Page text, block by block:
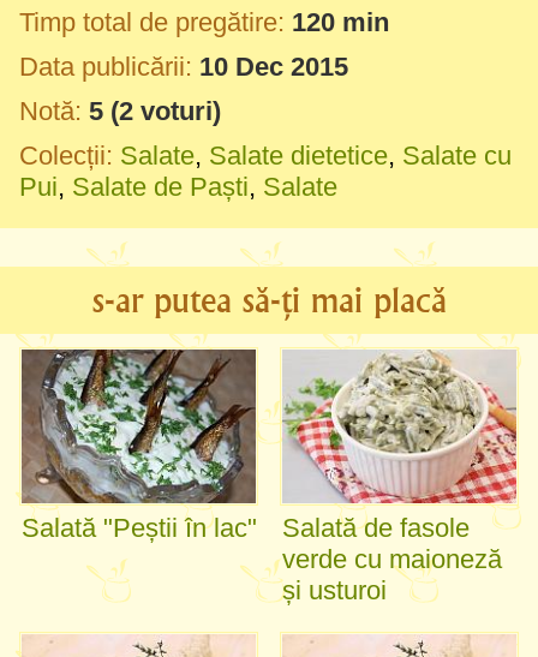
Timp total de pregătire: 120 min
Data publicării: 10 Dec 2015
Notă: 5 (2 voturi)
Colecții: Salate, Salate dietetice, Salate cu
Pui, Salate de Paști, Salate
s-ar putea să-ți mai placă
Salată "Peștii în lac"
Salată de fasole
verde cu maioneză
și usturoi